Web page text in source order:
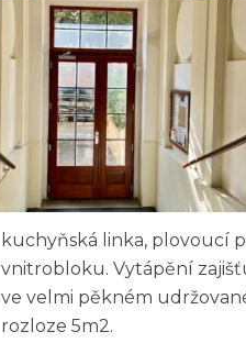
kuchyňská linka, plovoucí
vnitrobloku. Vytápění
ve velmi pěkném
rozloze 5m2.